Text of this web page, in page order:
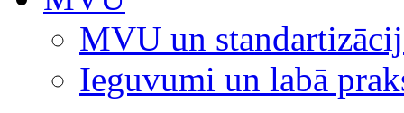
MVU un
Ieguvumi un labā